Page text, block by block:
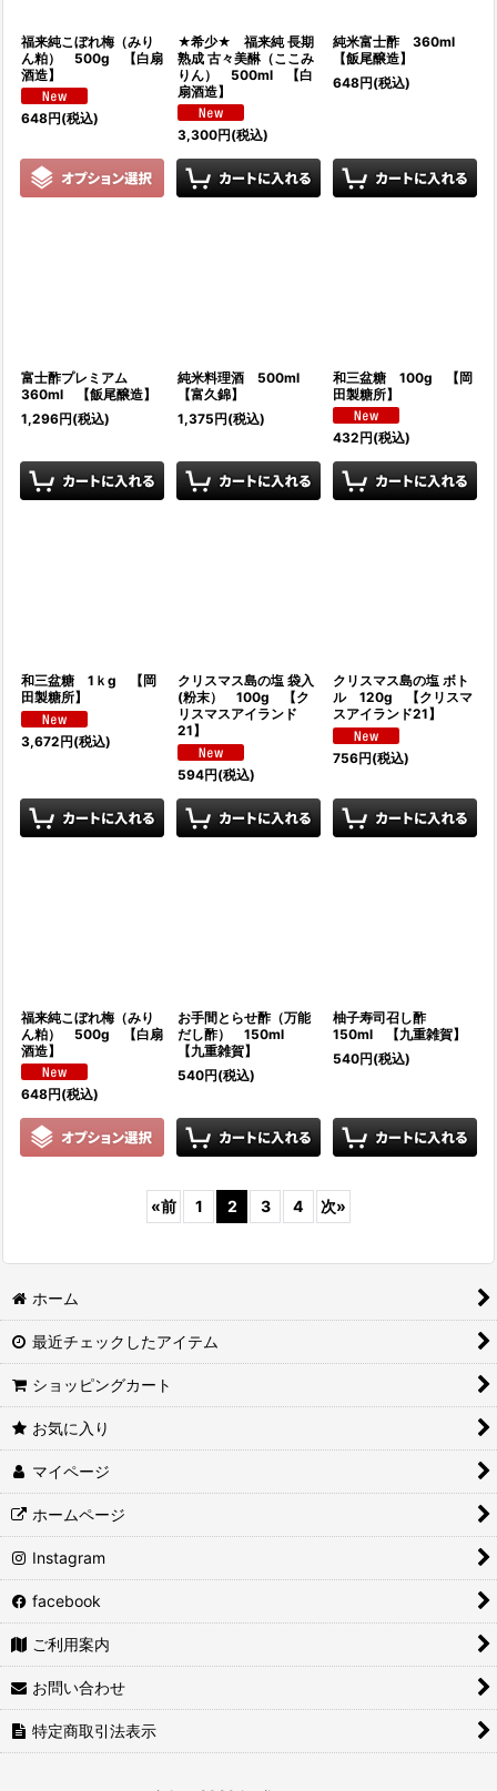
福来純こぼれ梅（みり
ん粕） 500g 【白扇
酒造】
648円(税込)
★希少★ 福来純 長期
熟成 古々美醂（ここみ
りん） 500ml 【白
扇酒造】
3,300円(税込)
純米富士酢 360ml
【飯尾醸造】
648円(税込)
富士酢プレミアム
360ml 【飯尾醸造】
1,296円(税込)
純米料理酒 500ml
【富久錦】
1,375円(税込)
和三盆糖 100g 【岡
田製糖所】
432円(税込)
和三盆糖 1ｋg 【岡
田製糖所】
3,672円(税込)
クリスマス島の塩 袋入
(粉末） 100g 【ク
リスマスアイランド
21】
594円(税込)
クリスマス島の塩 ボト
ル 120g 【クリスマ
スアイランド21】
756円(税込)
福来純こぼれ梅（みり
ん粕） 500g 【白扇
酒造】
648円(税込)
お手間とらせ酢（万能
だし酢） 150ml
【九重雑賀】
540円(税込)
柚子寿司召し酢
150ml 【九重雑賀】
540円(税込)
«前 1 2 3 4 次»
ホーム
最近チェックしたアイテム
ショッピングカート
お気に入り
マイページ
ホームページ
Instagram
facebook
ご利用案内
お問い合わせ
特定商取引法表示